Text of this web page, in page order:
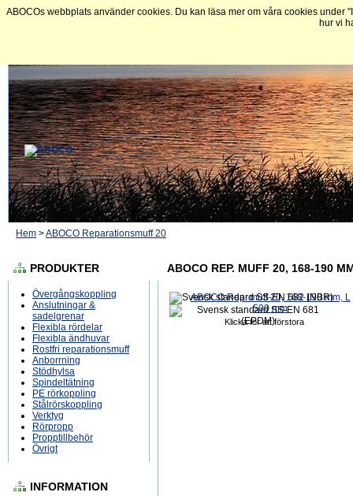
ABOCOs webbplats använder cookies. Du kan läsa mer om våra cookies
hur vi
Hem >ABOCO Reparationsmuff 20
PRODUKTER
Övergångskoppling
Anslutningar &
sadelgrenar
Flexibla rördelar
Flexibla ändhuvar
Rostfri reparationsmuff
Anborrning
Stödhylsa
Spindeltätning
PE rörkoppling
Stålrörskoppling
Verktyg
Rörpropp
Propptillbehör
Övrigt
INFORMATION
ABOCO REP. MUFF 20, 168-190
Klicka för att förstora